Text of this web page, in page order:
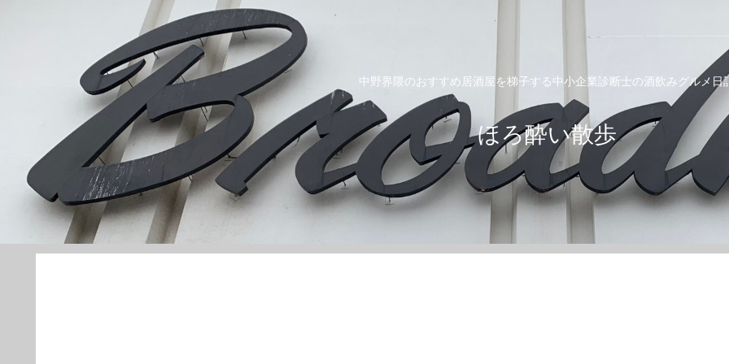
中野界隈のおすすめ居酒屋を梯子する中小企業診断士の酒飲みグルメ日
ほろ酔い散歩